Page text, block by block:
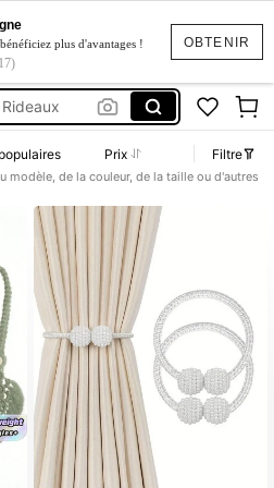
OBTENIR
plus d'avantages !
Prix Filtre
modèle, de la couleur, de la taille ou d'autres